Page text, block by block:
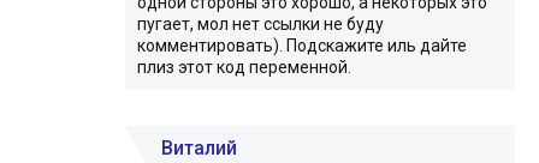
пугает, мол нет ссылки не буду
комментировать). Подскажите иль дайте
плиз этот код переменной.
Виталий